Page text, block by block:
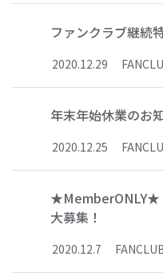
ファンクラブ継続
2020.12.29
年末年始休業のお
2020.12.25
★MemberONLY★
大募集！
2020.12.7